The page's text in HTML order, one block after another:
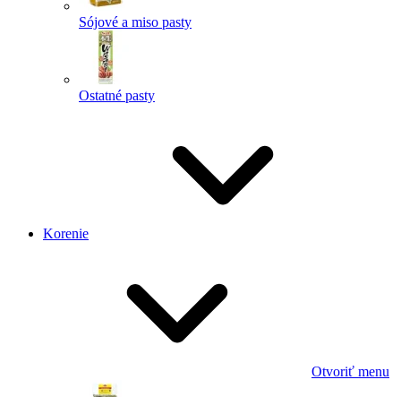
Sójové a miso pasty
Ostatné pasty
Korenie
Otvoriť menu